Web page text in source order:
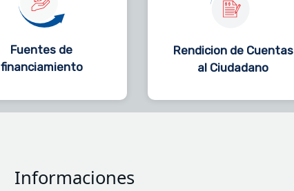
Fuentes de
financiamiento
Rendicion de Cuentas
al Ciudadano
Informaciones